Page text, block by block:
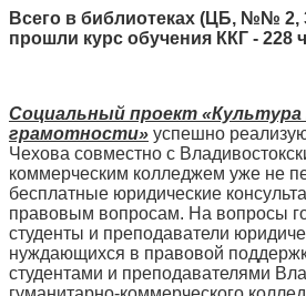
Всего в библиотеках (ЦБ, №№ 2,
прошли курс обучения ККГ - 228
Социальный проект «Культура
грамотности» успешно
Чехова совместно с
коммерческим колледжем уже не
бесплатные юридические
правовым вопросам. На вопросы
студенты и преподаватели
нуждающихся в правовой
студентами и преподавателями